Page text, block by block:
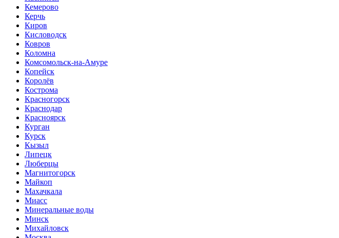
Кемерово
Керчь
Киров
Кисловодск
Ковров
Коломна
Комсомольск-на-Амуре
Копейск
Королёв
Кострома
Красногорск
Краснодар
Красноярск
Курган
Курск
Кызыл
Липецк
Люберцы
Магнитогорск
Майкоп
Махачкала
Миасс
Минеральные воды
Минск
Михайловск